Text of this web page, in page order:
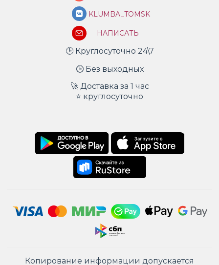
KLUMBA_TOMSK
НАПИСАТЬ
🕒 Круглосуточно 24\7
🕒 Без выходных
🚀 Доставка за 1 час
⭐ круглосуточно
Копирование информации допускается